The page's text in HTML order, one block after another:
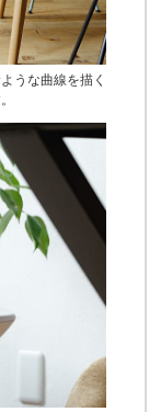
うな曲線を描く